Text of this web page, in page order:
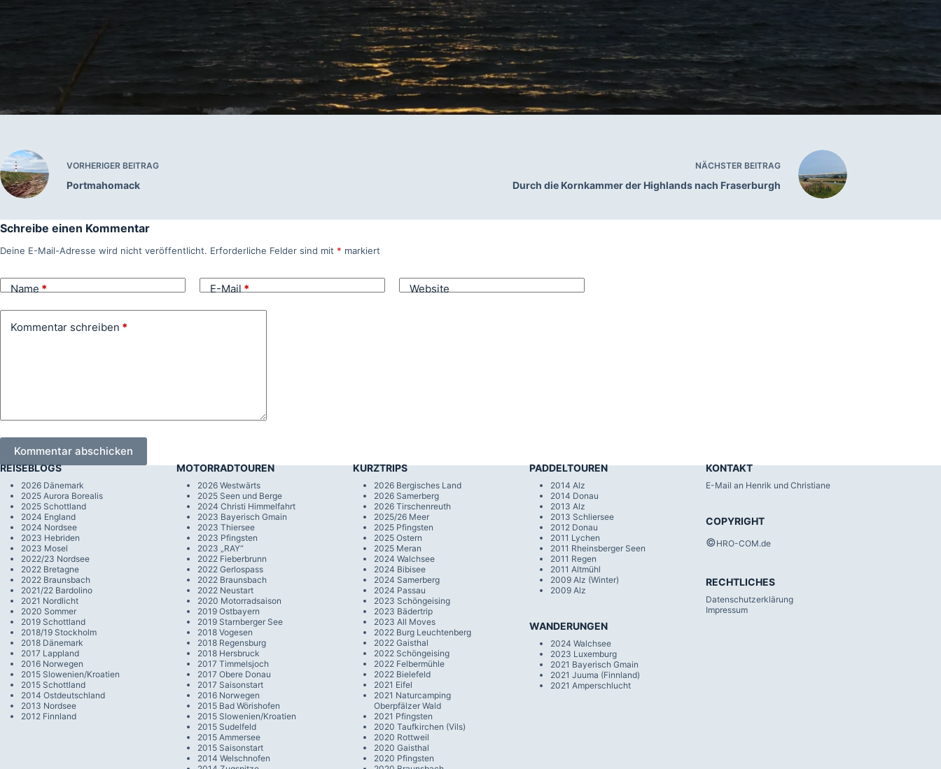
VORHERIGER BEITRAG
Portmahomack
NÄCHSTER BEITRAG
Durch die Kornkammer der Highlands nach Fraserburgh
Schreibe einen Kommentar
Deine E-Mail-Adresse wird nicht veröffentlicht. Erforderliche Felder sind mit * markiert
Name * E-Mail * Website
Kommentar schreiben *
Kommentar abschicken
REISEBLOGS
2026 Dänemark
2025 Aurora Borealis
2025 Schottland
2024 England
2024 Nordsee
2023 Hebriden
2023 Mosel
2022/23 Nordsee
2022 Bretagne
2022 Braunsbach
2021/22 Bardolino
2021 Nordlicht
2020 Sommer
2019 Schottland
2018/19 Stockholm
2018 Dänemark
2017 Lappland
2016 Norwegen
2015 Slowenien/Kroatien
2015 Schottland
2014 Ostdeutschland
2013 Nordsee
2012 Finnland
MOTORRADTOUREN
2026 Westwärts
2025 Seen und Berge
2024 Christi Himmelfahrt
2023 Bayerisch Gmain
2023 Thiersee
2023 Pfingsten
2023 „RAY“
2022 Fieberbrunn
2022 Gerlospass
2022 Braunsbach
2022 Neustart
2020 Motorradsaison
2019 Ostbayern
2019 Starnberger See
2018 Vogesen
2018 Regensburg
2018 Hersbruck
2017 Timmelsjoch
2017 Obere Donau
2017 Saisonstart
2016 Norwegen
2015 Bad Wörishofen
2015 Slowenien/Kroatien
2015 Sudelfeld
2015 Ammersee
2015 Saisonstart
2014 Welschnofen
KURZTRIPS
2026 Bergisches Land
2026 Samerberg
2026 Tirschenreuth
2025/26 Meer
2025 Pfingsten
2025 Ostern
2025 Meran
2024 Walchsee
2024 Bibisee
2024 Samerberg
2024 Passau
2023 Schöngeising
2023 Bädertrip
2023 All Moves
2022 Burg Leuchtenberg
2022 Gaisthal
2022 Schöngeising
2022 Felbermühle
2022 Bielefeld
2021 Eifel
2021 Naturcamping
Oberpfälzer Wald
2021 Pfingsten
2020 Taufkirchen (Vils)
2020 Rottweil
2020 Gaisthal
2020 Pfingsten
PADDELTOUREN
2014 Alz
2014 Donau
2013 Alz
2013 Schliersee
2012 Donau
2011 Lychen
2011 Rheinsberger Seen
2011 Regen
2011 Altmühl
2009 Alz (Winter)
2009 Alz
WANDERUNGEN
2024 Walchsee
2023 Luxemburg
2021 Bayerisch Gmain
2021 Juuma (Finnland)
2021 Amperschlucht
KONTAKT
E-Mail an Henrik und Christiane
COPYRIGHT
©HRO-COM.de
RECHTLICHES
Datenschutzerklärung
Impressum